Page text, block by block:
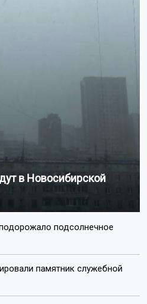
в Новосибирской
подсолнечное
памятник служебной